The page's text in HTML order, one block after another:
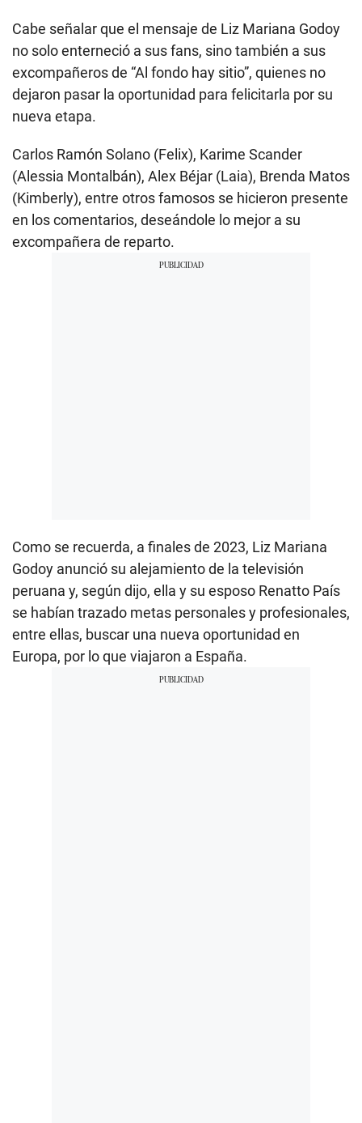
Cabe señalar que el mensaje de Liz Mariana Godoy
no solo enterneció a sus fans, sino también a sus
excompañeros de “Al fondo hay sitio”, quienes no
dejaron pasar la oportunidad para felicitarla por su
nueva etapa.
Carlos Ramón Solano (Felix), Karime Scander
(Alessia Montalbán), Alex Béjar (Laia), Brenda Matos
(Kimberly), entre otros famosos se hicieron presente
en los comentarios, deseándole lo mejor a su
excompañera de reparto.
Como se recuerda, a finales de 2023, Liz Mariana
Godoy anunció su alejamiento de la televisión
peruana y, según dijo, ella y su esposo Renatto País
se habían trazado metas personales y profesionales,
entre ellas, buscar una nueva oportunidad en
Europa, por lo que viajaron a España.